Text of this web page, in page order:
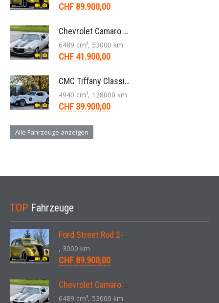
CHF 89.900,00
Chevrolet Camaro SS 396 LS3 Coupe Aut. 1971
6489 cm³, 53000 km
CHF 41.900,00
CMC Tiffany Classic Coupé Neoklassiker 5.0 V8 1991
4940 cm³, 128000 km
CHF 39.900,00
Alle Fahrzeuge anzeigen
TOP Fahrzeuge
Ford Street Rod 2-Door V8 Aut. 1937
, 3000 km
CHF 89.900,00
Chevrolet Camaro SS 396 LS3 Coupe Aut. 1971
6489 cm³, 53000 km